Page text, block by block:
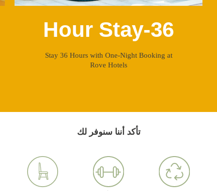
36-Hour Stay
Stay 36 Hours with One-Night Booking at
Rove Hotels
تأكد أننا سنوفر لك